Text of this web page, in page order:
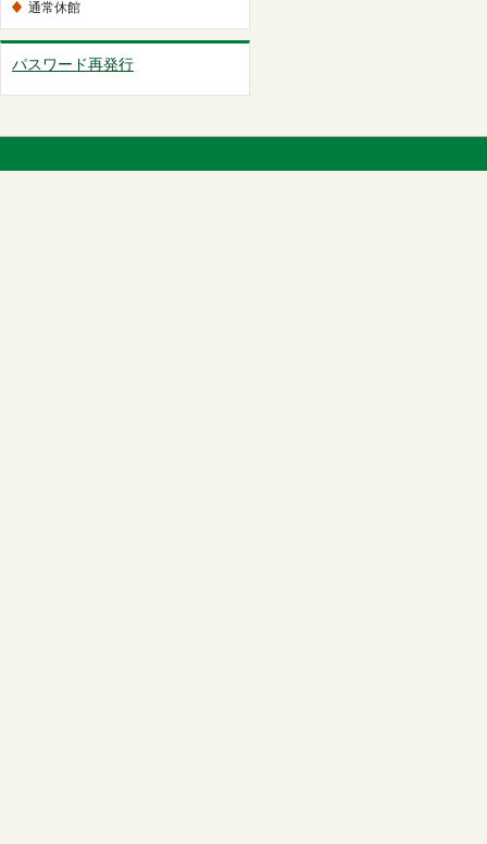
休
館
通常休館
パスワード再発行